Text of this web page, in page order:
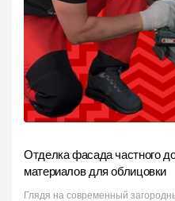
Отделка фасада частного
материалов для облицовки
Глядя на современный